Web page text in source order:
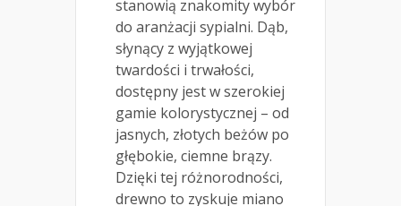
stanowią znakomity wybór
do aranżacji sypialni. Dąb,
słynący z wyjątkowej
twardości i trwałości,
dostępny jest w szerokiej
gamie kolorystycznej – od
jasnych, złotych beżów po
głębokie, ciemne brązy.
Dzięki tej różnorodności,
drewno to zyskuje miano